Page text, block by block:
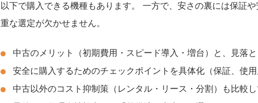
以下で購入できる機種もあります。 一方で、安さの裏には保証
重な選定が欠かせません。
中古のメリット（初期費用・スピード導入・増台）と、見落
安全に購入するためのチェックポイントを具体化（保証、使
中古以外のコスト抑制策（レンタル・リース・分割）も比較